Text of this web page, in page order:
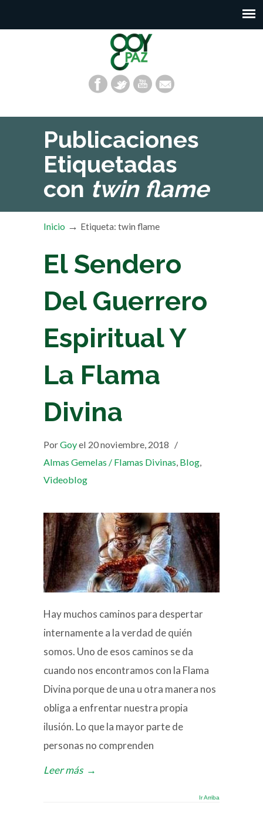
Publicaciones
Etiquetadas
con twin flame
Inicio → Etiqueta: twin flame
El Sendero
Del Guerrero
Espiritual Y
La Flama
Divina
PorGoyel 20 noviembre, 2018 /
Almas Gemelas / Flamas Divinas, Blog,
Videoblog
Hay muchos caminos para despertar
internamente a la verdad de quién
somos. Uno de esos caminos se da
cuando nos encontramos con la Flama
Divina porque de una u otra manera nos
obliga a enfrentar nuestra propia
ilusión. Lo que la mayor parte de
personas no comprenden
Leer más →
Ir Arriba